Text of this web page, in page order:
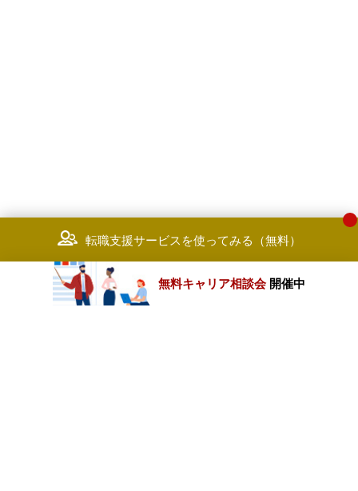
転職支援サービスを使ってみる（無料）
無料キャリア相談会 開催中